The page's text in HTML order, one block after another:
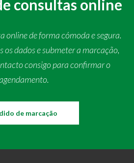
consultas online
online de forma cómoda e segura.
os dados e submeter a marcação,
consigo para confirmar o
de marcação